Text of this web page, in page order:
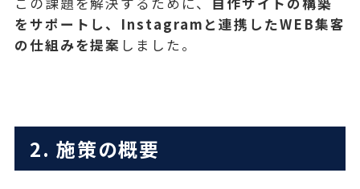
をサポートし、Instagramと連携したWEB集客
の仕組みを提案 しました。
2. 施策の概要